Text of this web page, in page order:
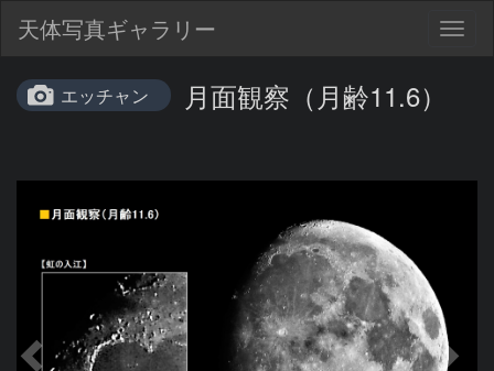
天体写真ギャラリー
エッチャン 月面観察（月齢11.6）